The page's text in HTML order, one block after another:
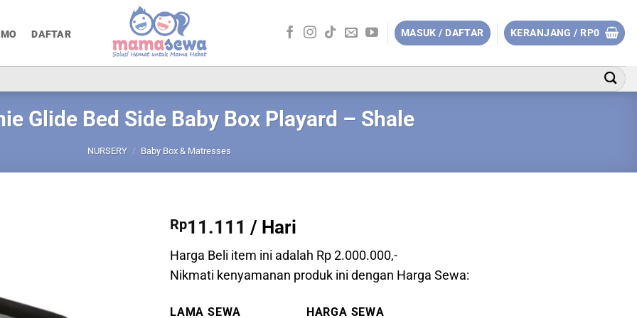
DAFTAR MASUK / DAFTAR KERANJANG / RP0
Glide Bed Side Baby Box Playard – Shale
NURSERY / Baby Box & Matresses
Rp11.111 / Hari
Harga Beli item ini adalah Rp 2.000.000,-
Nikmati kenyamanan produk ini dengan Harga Sewa:
LAMA SEWA
HARGA SEWA